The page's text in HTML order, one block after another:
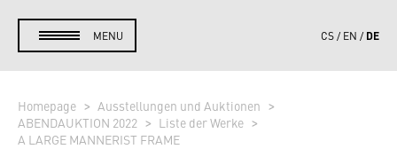
MENU CS EN DE
Homepage
Ausstellungen und Auktionen
ABENDAUKTION 2022
Liste der Werke
A LARGE MANNERIST FRAME